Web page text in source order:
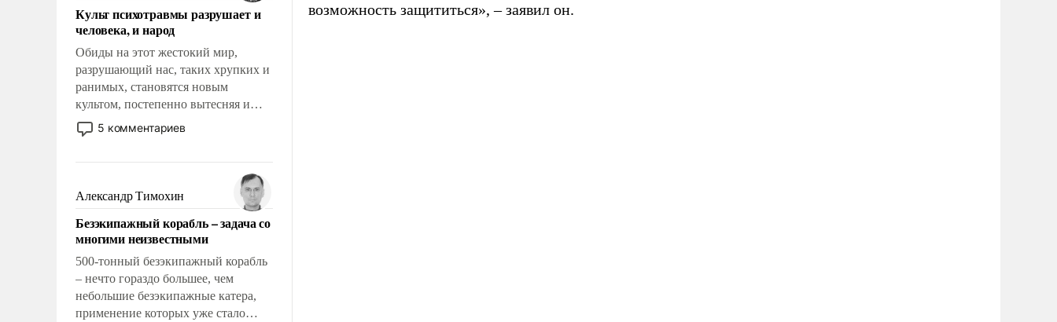
Культ психотравмы разрушает и
человека, и народ
Обиды на этот жестокий мир,
разрушающий нас, таких хрупких и
ранимых, становятся новым
культом, постепенно вытесняя и
отменяя традиционное требование к
человеку – быть мужественным и
на себя ответственность, помогать
слабым, идти вперед и
адаптироваться.
5 комментариев
Александр Тимохин
Безэкипажный корабль – задача со
многими неизвестными
500-тонный безэкипажный корабль
– нечто гораздо большее, чем
небольшие безэкипажные катера,
применение которых уже стало
возможность защититься», – заявил он.